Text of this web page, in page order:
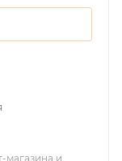
магазина и